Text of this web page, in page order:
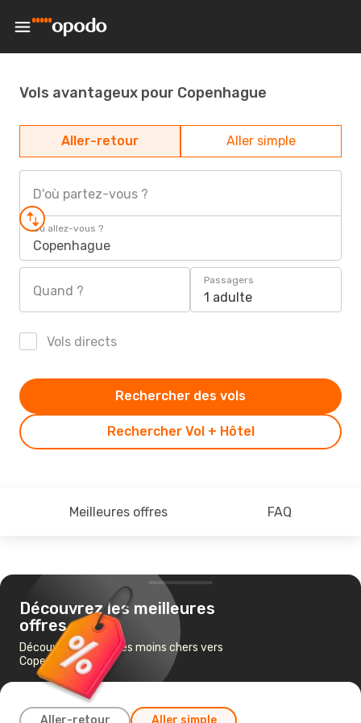
Vols avantageux pour Copenhague
Aller-retour Aller simple
D'où partez-vous ?
Où allez-vous ?
Copenhague
Quand ?
Passagers
1 adulte
Vols directs
Rechercher Vol + Hôtel
Rechercher des vols
Meilleures offres FAQ
Découvrez les meilleures
offres
Découvrez les vols les moins chers vers
Copenhague
Aller-retour Aller simple